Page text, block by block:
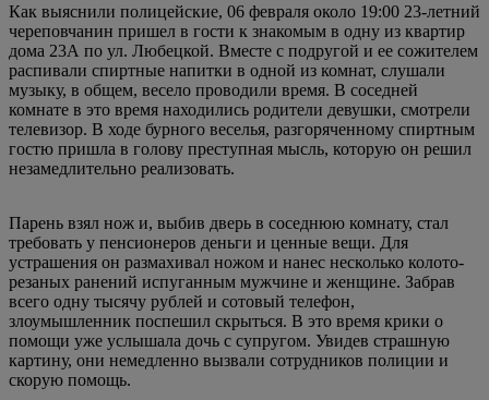
Как выяснили полицейские, 06 февраля около 19:00 23-летний
череповчанин пришел в гости к знакомым в одну из квартир
дома 23А по ул. Любецкой. Вместе с подругой и ее сожителем
распивали спиртные напитки в одной из комнат, слушали
музыку, в общем, весело проводили время. В соседней
комнате в это время находились родители девушки, смотрели
телевизор. В ходе бурного веселья, разгоряченному спиртным
гостю пришла в голову преступная мысль, которую он решил
незамедлительно реализовать.
Парень взял нож и, выбив дверь в соседнюю комнату, стал
требовать у пенсионеров деньги и ценные вещи. Для
устрашения он размахивал ножом и нанес несколько колото-
резаных ранений испуганным мужчине и женщине. Забрав
всего одну тысячу рублей и сотовый телефон,
злоумышленник поспешил скрыться. В это время крики о
помощи уже услышала дочь с супругом. Увидев страшную
картину, они немедленно вызвали сотрудников полиции и
скорую помощь.